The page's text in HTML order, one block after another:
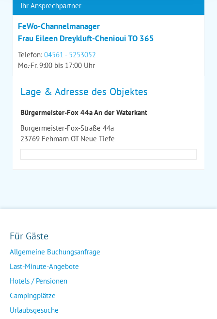
Ihr Ansprechpartner
FeWo-Channelmanager
Frau Eileen Dreykluft-Chenioui TO 365
Telefon: 04561 - 5253052
Mo.-Fr. 9:00 bis 17:00 Uhr
Lage & Adresse des Objektes
Bürgermeister-Fox 44a An der Waterkant
Bürgermeister-Fox-Straße 44a
23769 Fehmarn OT Neue Tiefe
Für Gäste
Allgemeine Buchungsanfrage
Last-Minute-Angebote
Hotels / Pensionen
Campingplätze
Urlaubsgesuche